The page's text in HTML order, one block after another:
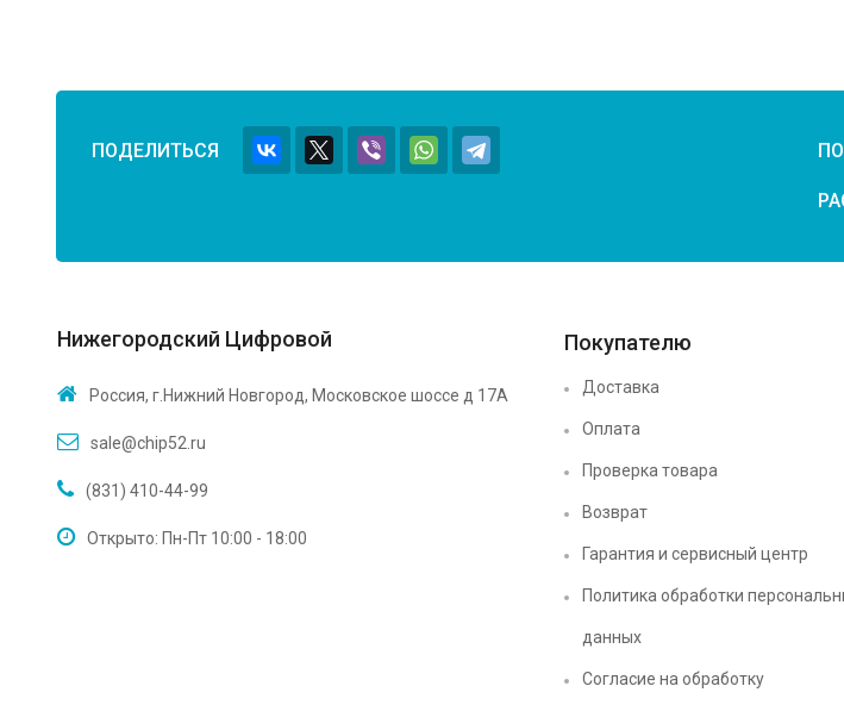
ПОДЕЛИТЬСЯ
Нижегородский Цифровой
Россия, г.Нижний Новгород, Московское шоссе д 17А
sale@chip52.ru
(831) 410-44-99
Открыто: Пн-Пт 10:00 - 18:00
Покупателю
Доставка
Оплата
Проверка товара
Возврат
Гарантия и сервисный центр
Политика обработки
данных
Согласие на обработку